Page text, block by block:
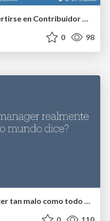
Guía Práctica para Convertirse en Contribuidor de Open Source en 10 Años (o más)
0 98
¿Es convertirte en manager tan malo como todo mundo dice?